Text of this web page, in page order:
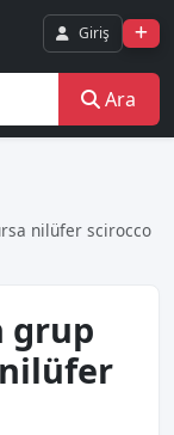
Giriş
Ara
nilüfer scirocco
grup